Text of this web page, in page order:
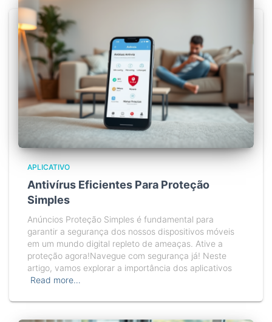
APLICATIVO
Antivírus Eficientes Para Proteção
Simples
Anúncios Proteção Simples é fundamental para
garantir a segurança dos nossos dispositivos móveis
em um mundo digital repleto de ameaças. Ative a
proteção agora!Navegue com segurança já! Neste
artigo, vamos explorar a importância dos aplicativos
Read more…